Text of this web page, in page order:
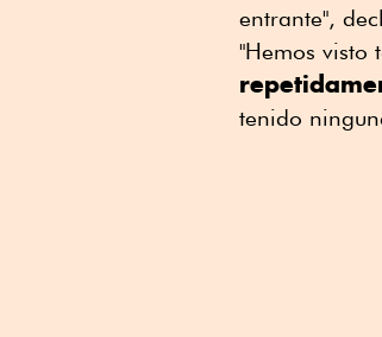
entrante",
"Hemos visto
tenido